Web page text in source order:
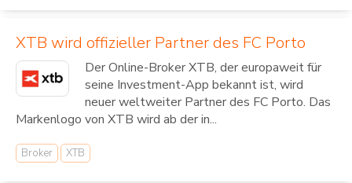
XTB wird offizieller Partner des FC Porto
Der Online-Broker XTB, der europaweit für
seine Investment-App bekannt ist, wird
neuer weltweiter Partner des FC Porto. Das
Markenlogo von XTB wird ab der in...
Broker XTB